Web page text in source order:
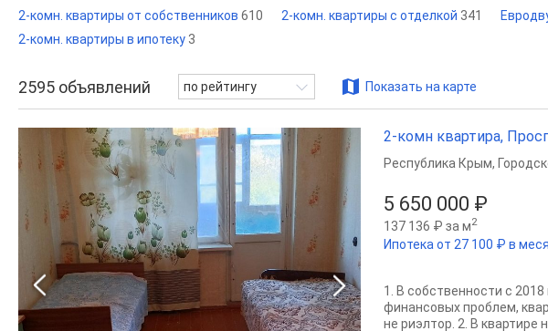
2-комн. квартиры от собственников 610 2-комн. квартиры с отделкой 341
2-комн. квартиры в ипотеку 3
2595 объявлений по рейтингу Показать на карте
2-комн квартира,
5 650 000 ₽
137 136 ₽ за м2
Ипотека от 27 100 ₽ в
Республика Крым,
1. В собственности с
финансовых проблем,
не риэлтор. 2. В квартире